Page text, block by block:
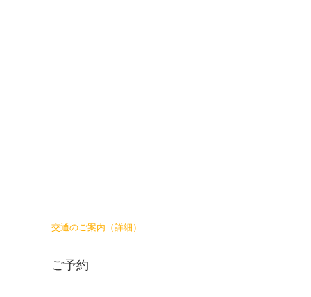
交通のご案内（詳細）
ご予約